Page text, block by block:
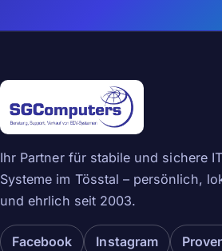
Ihr Partner für stabile und sichere
Systeme im Tösstal – persönlich,
und ehrlich seit 2003.
Facebook Instagram